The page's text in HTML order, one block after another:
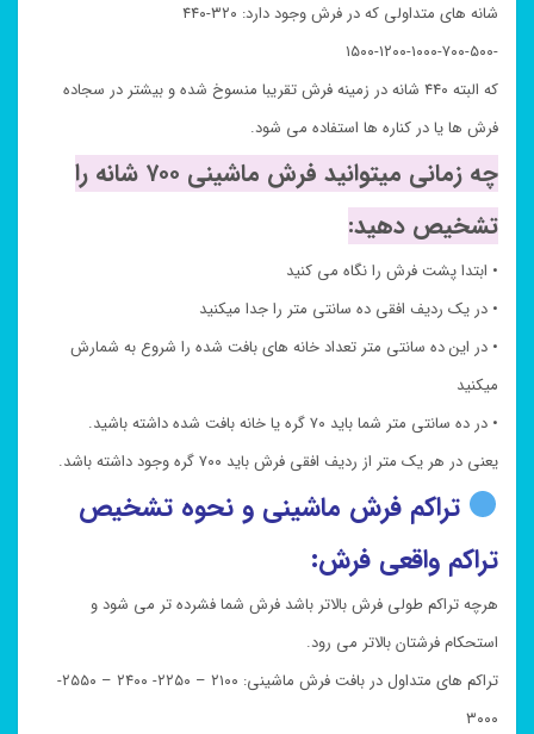
شانه های متداولی که در فرش وجود دارد: ۳۲۰-۴۴۰
-۵۰۰-۷۰۰-۱۰۰۰-۱۲۰۰-۱۵۰۰
که البته ۴۴۰ شانه در زمینه فرش تقریبا منسوخ شده و بیشتر در سجاده
فرش ها یا در کناره ها استفاده می شود.
چه زمانی میتوانید فرش ماشینی ۷۰۰ شانه را
تشخیص دهید:
• ابتدا پشت فرش را نگاه می کنید
• در یک ردیف افقی ده سانتی متر را جدا میکنید
• در این ده سانتی متر تعداد خانه های بافت شده را شروع به شمارش
میکنید
• در ده سانتی متر شما باید ۷۰ گره یا خانه بافت شده داشته باشید.
یعنی در هر یک متر از ردیف افقی فرش باید ۷۰۰ گره وجود داشته باشد.
تراکم فرش ماشینی و نحوه تشخیص
تراکم واقعی فرش:
هرچه تراکم طولی فرش بالاتر باشد فرش شما فشرده تر می شود و
استحکام فرشتان بالاتر می رود.
تراکم های متداول در بافت فرش ماشینی: ۲۱۰۰ – ۲۲۵۰- ۲۴۰۰ – ۲۵۵۰-
۳۰۰۰